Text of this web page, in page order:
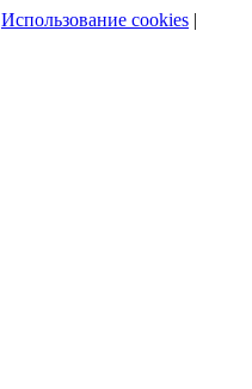
Использование cookies |